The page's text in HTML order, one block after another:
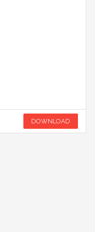
DOWNLOAD